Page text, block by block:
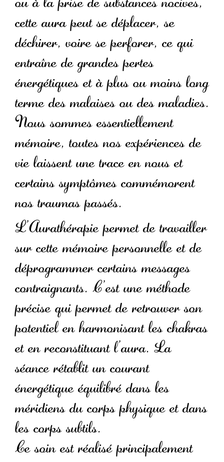
cette aura peut se déplacer, se
déchirer, voire se perforer, ce qui
entraîne de grandes pertes
énergétiques et à plus ou moins long
terme des malaises ou des maladies.
Nous sommes essentiellement
mémoire, toutes nos expériences de
vie laissent une trace en nous et
certains symptômes commémorent
nos traumas passés.
L’Aurathérapie permet de travailler
sur cette mémoire personnelle et de
déprogrammer certains messages
contraignants. C’est une méthode
précise qui permet de retrouver son
potentiel en harmonisant les chakras
et en reconstituant l’aura. La
séance rétablit un courant
énergétique équilibré dans les
méridiens du corps physique et dans
les corps subtils.
Ce soin est réalisé principalement